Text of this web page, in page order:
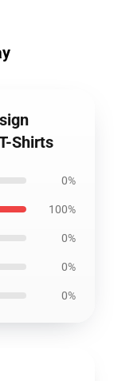
Shirts
0%
100%
0%
0%
0%